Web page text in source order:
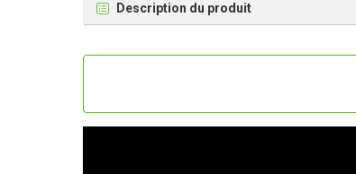
Description du produit